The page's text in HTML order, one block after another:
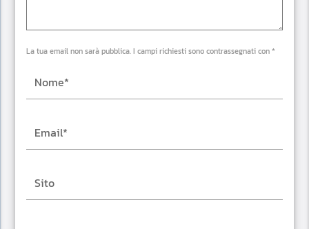
La tua email non sarà pubblica. I campi richiesti sono contrassegnati con *